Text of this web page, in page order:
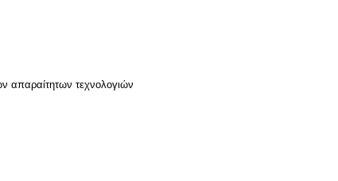
απαραίτητων τεχνολογιών